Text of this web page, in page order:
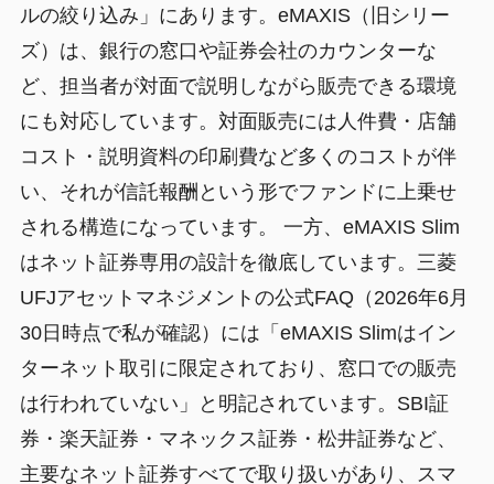
ルの絞り込み」にあります。eMAXIS（旧シリー
ズ）は、銀行の窓口や証券会社のカウンターな
ど、担当者が対面で説明しながら販売できる環境
にも対応しています。対面販売には人件費・店舗
コスト・説明資料の印刷費など多くのコストが伴
い、それが信託報酬という形でファンドに上乗せ
される構造になっています。 一方、eMAXIS Slim
はネット証券専用の設計を徹底しています。三菱
UFJアセットマネジメントの公式FAQ（2026年6月
30日時点で私が確認）には「eMAXIS Slimはイン
ターネット取引に限定されており、窓口での販売
は行われていない」と明記されています。SBI証
券・楽天証券・マネックス証券・松井証券など、
主要なネット証券すべてで取り扱いがあり、スマ